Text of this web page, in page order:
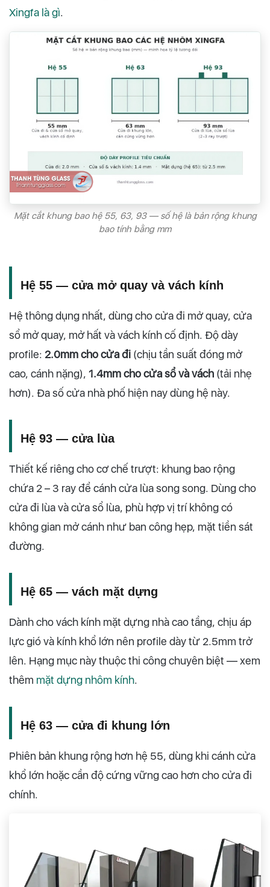
Xingfa là gì.
Mặt cắt khung bao hệ 55, 63, 93 — số hệ là bản rộng khung
bao tính bằng mm
Hệ 55 — cửa mở quay và vách kính
Hệ thông dụng nhất, dùng cho cửa đi mở quay, cửa
sổ mở quay, mở hất và vách kính cố định. Độ dày
profile: 2.0mm cho cửa đi (chịu tần suất đóng mở
cao, cánh nặng), 1.4mm cho cửa sổ và vách (tải nhẹ
hơn). Đa số cửa nhà phố hiện nay dùng hệ này.
Hệ 93 — cửa lùa
Thiết kế riêng cho cơ chế trượt: khung bao rộng
chứa 2 – 3 ray để cánh cửa lùa song song. Dùng cho
cửa đi lùa và cửa sổ lùa, phù hợp vị trí không có
không gian mở cánh như ban công hẹp, mặt tiền sát
đường.
Hệ 65 — vách mặt dựng
Dành cho vách kính mặt dựng nhà cao tầng, chịu áp
lực gió và kính khổ lớn nên profile dày từ 2.5mm trở
lên. Hạng mục này thuộc thi công chuyên biệt — xem
thêm mặt dựng nhôm kính.
Hệ 63 — cửa đi khung lớn
Phiên bản khung rộng hơn hệ 55, dùng khi cánh cửa
khổ lớn hoặc cần độ cứng vững cao hơn cho cửa đi
chính.